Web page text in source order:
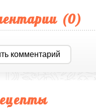
(0)
комментарий